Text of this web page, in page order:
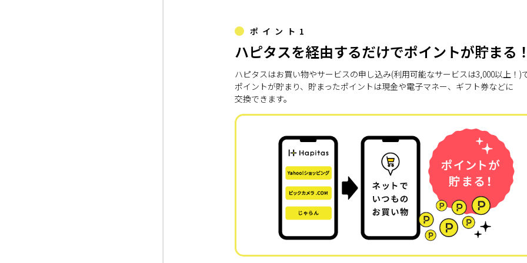
ポイント1
ハピタスを経由するだけでポイントが貯まる
ハピタスはお買い物やサービスの申し込み(利用可能なサービスは3,000以上！)
ポイントが貯まり、貯まったポイントは現金や電子マネー、ギフト券などに
交換できます。